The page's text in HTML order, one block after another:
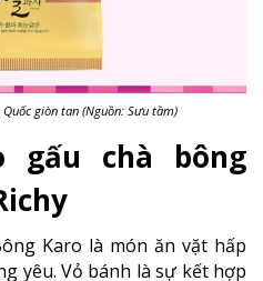
giòn tan (Nguồn: Sưu tầm)
gấu chà bông
Karo là món ăn vặt hấp
yêu. Vỏ bánh là sự kết hợp